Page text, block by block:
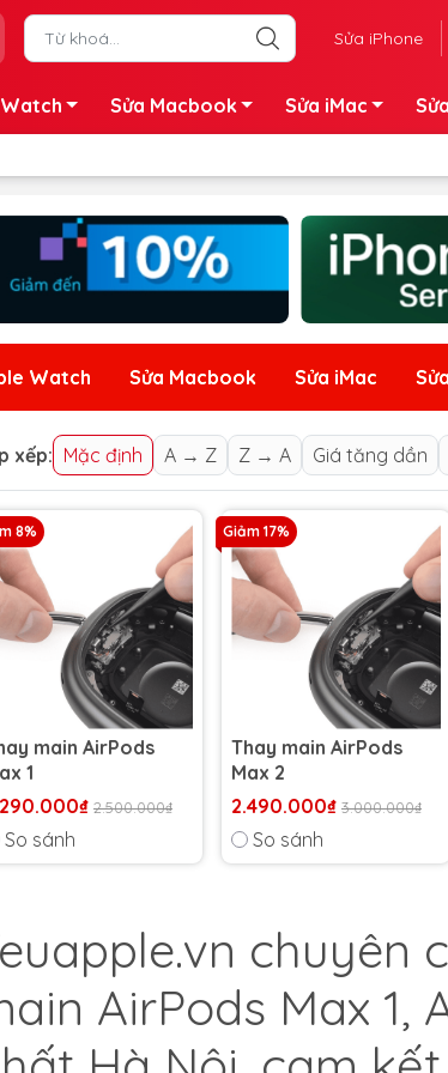
Sửa iPhone
Sửa Macbook Sửa iMac
Watch Sửa Macbook Sửa iMac
xếp: Mặc định A → Z Z → A Giá tăng dần
8%
main AirPods
1
2.500.000₫
So sánh
Giảm 17%
Thay main AirPods
Max 2
2.490.000₫ 3.000.000₫
So sánh
chuyên
AirPods Max 1,